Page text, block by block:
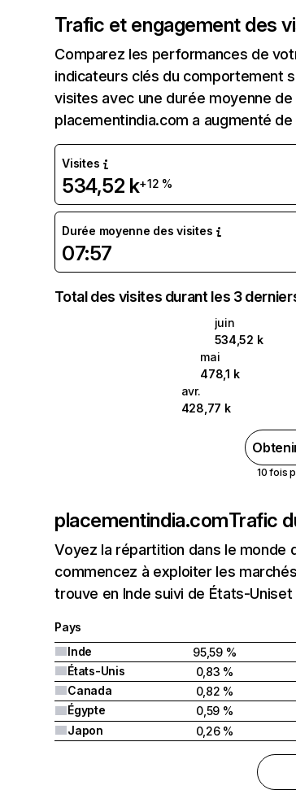
Trafic et engagement des
Comparez les performances de
indicateurs clés du comportement
visites avec une durée moyenne
placementindia.com a augmenté de
Visites
534,52 k+12 %
Durée moyenne des visites
07:57
Total des visites durant les 3
juin
534,52 k
mai
478,1 k
avr.
428,77 k
10 fois
placementindia.comTrafic
Voyez la répartition dans le
commencez à exploiter les
trouve en Inde suivi de États-Uniset
Pays
Inde
95,59 %
États-Unis
0,83 %
Canada
0,82 %
Égypte
0,59 %
Japon
0,26 %